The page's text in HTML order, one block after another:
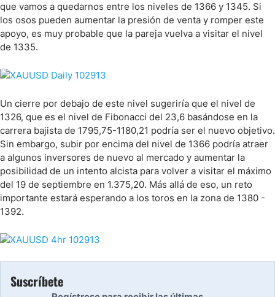
que vamos a quedarnos entre los niveles de 1366 y 1345. Si
los osos pueden aumentar la presión de venta y romper este
apoyo, es muy probable que la pareja vuelva a visitar el nivel
de 1335.
Un cierre por debajo de este nivel sugeriría que el nivel de
1326, que es el nivel de Fibonacci del 23,6 basándose en la
carrera bajista de 1795,75-1180,21 podría ser el nuevo objetivo.
Sin embargo, subir por encima del nivel de 1366 podría atraer
a algunos inversores de nuevo al mercado y aumentar la
posibilidad de un intento alcista para volver a visitar el máximo
del 19 de septiembre en 1.375,20. Más allá de eso, un reto
importante estará esperando a los toros en la zona de 1380 -
1392.
Suscríbete